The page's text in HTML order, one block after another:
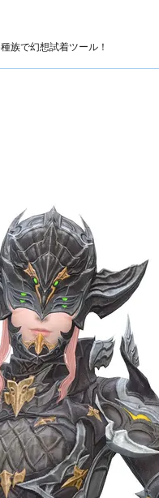
族で幻想試着ツール！